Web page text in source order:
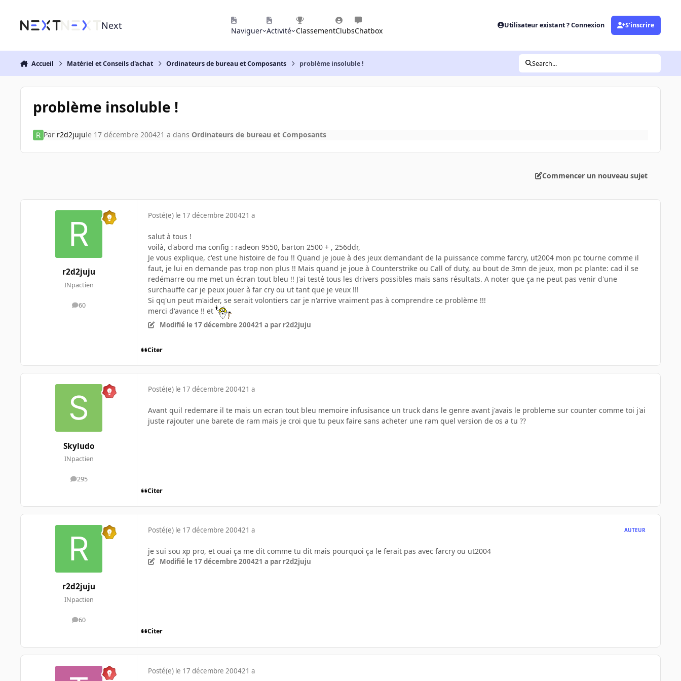
Next Naviguer Activité ClassementClubsChatbox
Utilisateur existant ? Connexion S’inscrire
Accueil Matériel et Conseils d'achat Ordinateurs de bureau et Composants problème insoluble ! Search...
problème insoluble !
Par r2d2jujule 17 décembre 200421 a dans Ordinateurs de bureau et Composants
Commencer un nouveau sujet
r2d2juju
INpactien
60
messages
Posté(e) le 17 décembre 200421 a
salut à tous !
voilà, d'abord ma config : radeon 9550, barton 2500 + , 256ddr,
Je vous explique, c'est une histoire de fou !! Quand je joue à des jeux demandant de la puissance comme farcry, ut2004 mon pc tourne comme il
faut, je lui en demande pas trop non plus !! Mais quand je joue à Counterstrike ou Call of duty, au bout de 3mn de jeux, mon pc plante: cad il se
redémarre ou me met un écran tout bleu !! J'ai testé tous les drivers possibles mais sans résultats. A noter que ça ne peut pas venir d'une
surchauffe car je peux jouer à far cry ou ut tant que je veux !!!
Si qq'un peut m'aider, se serait volontiers car je n'arrive vraiment pas à comprendre ce problème !!!
merci d'avance !! et
Modifié le 17 décembre 200421 a par r2d2juju
Citer
Skyludo
INpactien
295
messages
Posté(e) le 17 décembre 200421 a
Avant quil redemare il te mais un ecran tout bleu memoire infusisance un truck dans le genre avant j'avais le probleme sur counter comme toi j'ai
juste rajouter une barete de ram mais je croi que tu peux faire sans acheter une ram quel version de os a tu ??
Citer
r2d2juju
INpactien
60
messages
Posté(e) le 17 décembre 200421 a AUTEUR
je sui sou xp pro, et ouai ça me dit comme tu dit mais pourquoi ça le ferait pas avec farcry ou ut2004
Modifié le 17 décembre 200421 a par r2d2juju
Citer
Posté(e) le 17 décembre 200421 a